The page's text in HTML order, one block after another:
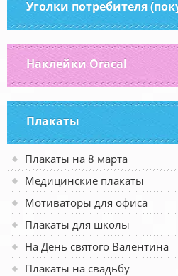
Уголки потребителя
Наклейки Oracal
Плакаты
Плакаты на 8 марта
Медицинские плакаты
Мотиваторы для офиса
Плакаты для школы
На День святого Валентина
Плакаты на свадьбу